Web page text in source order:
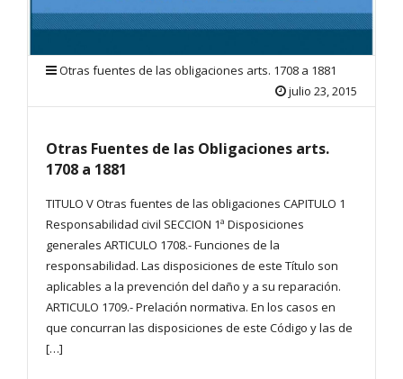
Otras fuentes de las obligaciones arts. 1708 a 1881
julio 23, 2015
Otras Fuentes de las Obligaciones arts.
1708 a 1881
TITULO V Otras fuentes de las obligaciones CAPITULO 1
Responsabilidad civil SECCION 1ª Disposiciones
generales ARTICULO 1708.- Funciones de la
responsabilidad. Las disposiciones de este Título son
aplicables a la prevención del daño y a su reparación.
ARTICULO 1709.- Prelación normativa. En los casos en
que concurran las disposiciones de este Código y las de
[…]